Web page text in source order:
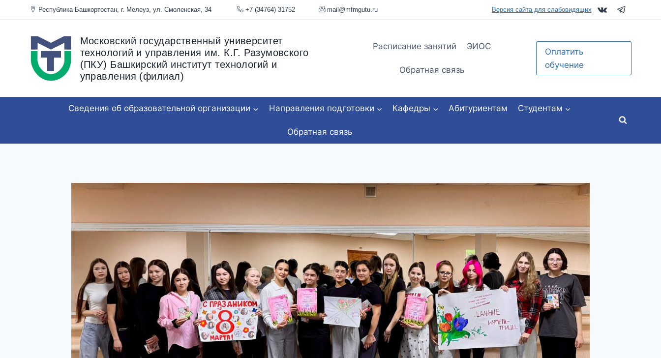
Перейти
Республика Башкортостан, г. Мелеуз, ул. Смоленская, 34 +7 (34764) 31752 mail@mfmgutu.ru Версия сайта для слабовидящих
Московский государственный университет
технологий и управления им. К.Г. Разумовского
(ПКУ) Башкирский институт технологий и
управления (филиал)
Расписание занятий ЭИОС
Обратная связь
Оплатить
обучение
Сведения об образовательной организации Направления подготовки Кафедры Абитуриентам Студентам
Обратная связь